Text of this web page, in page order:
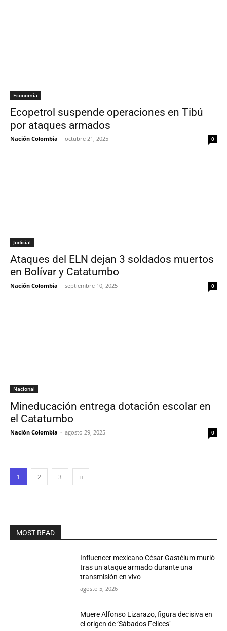
Economía
Ecopetrol suspende operaciones en Tibú
por ataques armados
Nación Colombia - octubre 21, 2025 0
Judicial
Ataques del ELN dejan 3 soldados muertos
en Bolívar y Catatumbo
Nación Colombia - septiembre 10, 2025 0
Nacional
Mineducación entrega dotación escolar en
el Catatumbo
Nación Colombia - agosto 29, 2025 0
1 2 3
MOST READ
Influencer mexicano César Gastélum murió
tras un ataque armado durante una
transmisión en vivo
agosto 5, 2026
Muere Alfonso Lizarazo, figura decisiva en
el origen de ‘Sábados Felices’